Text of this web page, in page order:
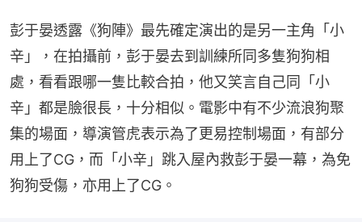
彭于晏透露《狗陣》最先確定演出的是另一主角「小
辛」，在拍攝前，彭于晏去到訓練所同多隻狗狗相
處，看看跟哪一隻比較合拍，他又笑言自己同「小
辛」都是臉很長，十分相似。電影中有不少流浪狗聚
集的場面，導演管虎表示為了更易控制場面，有部分
用上了CG，而「小辛」跳入屋內救彭于晏一幕，為免
狗狗受傷，亦用上了CG。